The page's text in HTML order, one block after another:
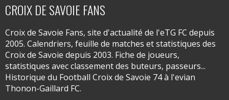
CROIX DE SAVOIE FANS
Croix de Savoie Fans, site d'actualité de l'eTG FC depuis
2005. Calendriers, feuille de matches et statistiques des
Croix de Savoie depuis 2003. Fiche de joueurs,
statistiques avec classement des buteurs, passeurs...
Historique du Football Croix de Savoie 74 à l'evian
Thonon-Gaillard FC.